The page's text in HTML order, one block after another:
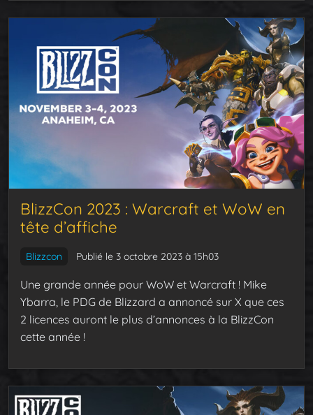
BlizzCon 2023 : Warcraft et WoW en
tête d’affiche
Blizzcon Publié le 3 octobre 2023 à 15h03
Une grande année pour WoW et Warcraft ! Mike
Ybarra, le PDG de Blizzard a annoncé sur X que ces
2 licences auront le plus d’annonces à la BlizzCon
cette année !